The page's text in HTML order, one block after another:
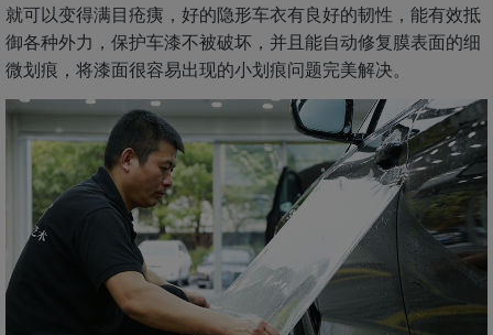
就可以变得满目疮痍，好的隐形车衣有良好的韧性，能有效抵
御各种外力，保护车漆不被破坏，并且能自动修复膜表面的细
微划痕，将漆面很容易出现的小划痕问题完美解决。